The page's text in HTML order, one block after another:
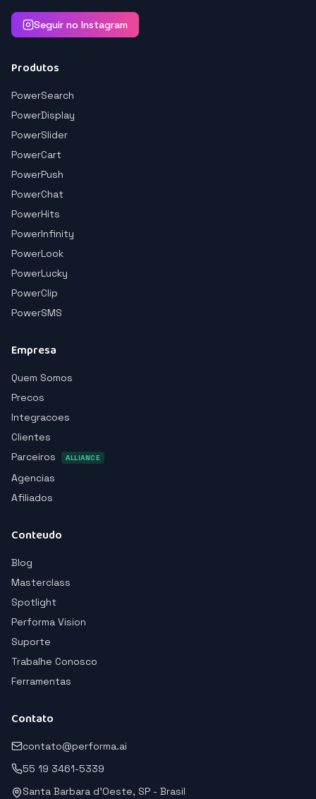
Seguir no Instagram
Produtos
PowerSearch
PowerDisplay
PowerSlider
PowerCart
PowerPush
PowerChat
PowerHits
PowerInfinity
PowerLook
PowerLucky
PowerClip
PowerSMS
Empresa
Quem Somos
Precos
Integracoes
Clientes
Parceiros
ALLIANCE
Agencias
Afiliados
Conteudo
Blog
Masterclass
Spotlight
Performa Vision
Suporte
Trabalhe Conosco
Ferramentas
Contato
contato@performa.ai
55 19 3461-5339
Santa Barbara d'Oeste, SP - Brasil